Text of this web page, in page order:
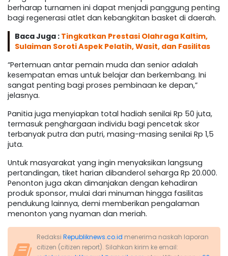
berharap turnamen ini dapat menjadi panggung penting
bagi regenerasi atlet dan kebangkitan basket di daerah.
Baca Juga : Tingkatkan Prestasi Olahraga Kaltim,
Sulaiman Soroti Aspek Pelatih, Wasit, dan Fasilitas
“Pertemuan antar pemain muda dan senior adalah
kesempatan emas untuk belajar dan berkembang. Ini
sangat penting bagi proses pembinaan ke depan,”
jelasnya.
Panitia juga menyiapkan total hadiah senilai Rp 50 juta,
termasuk penghargaan individu bagi pencetak skor
terbanyak putra dan putri, masing-masing senilai Rp 1,5
juta.
Untuk masyarakat yang ingin menyaksikan langsung
pertandingan, tiket harian dibanderol seharga Rp 20.000.
Penonton juga akan dimanjakan dengan kehadiran
produk sponsor, mulai dari minuman hingga fasilitas
pendukung lainnya, demi memberikan pengalaman
menonton yang nyaman dan meriah.
Redaksi Republiknews.co.id menerima naskah laporan
citizen (citizen report). Silahkan kirim ke email: